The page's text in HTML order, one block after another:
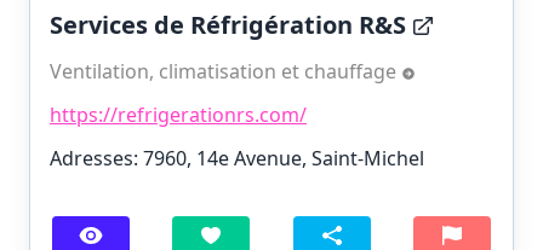
Services de Réfrigération R&S
Ventilation, climatisation et chauffage
https://refrigerationrs.com/
Adresses: 7960, 14e Avenue, Saint-Michel